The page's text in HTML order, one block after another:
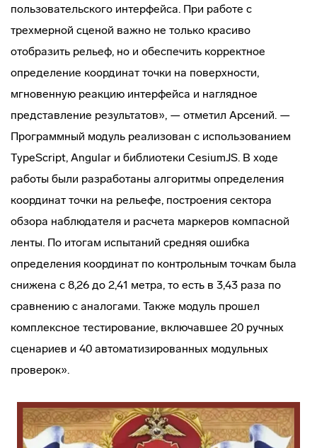
пользовательского интерфейса. При работе с
трехмерной сценой важно не только красиво
отобразить рельеф, но и обеспечить корректное
определение координат точки на поверхности,
мгновенную реакцию интерфейса и наглядное
представление результатов», — отметил Арсений. —
Программный модуль реализован с использованием
TypeScript, Angular и библиотеки CesiumJS. В ходе
работы были разработаны алгоритмы определения
координат точки на рельефе, построения сектора
обзора наблюдателя и расчета маркеров компасной
ленты. По итогам испытаний средняя ошибка
определения координат по контрольным точкам была
снижена с 8,26 до 2,41 метра, то есть в 3,43 раза по
сравнению с аналогами. Также модуль прошел
комплексное тестирование, включавшее 20 ручных
сценариев и 40 автоматизированных модульных
проверок».